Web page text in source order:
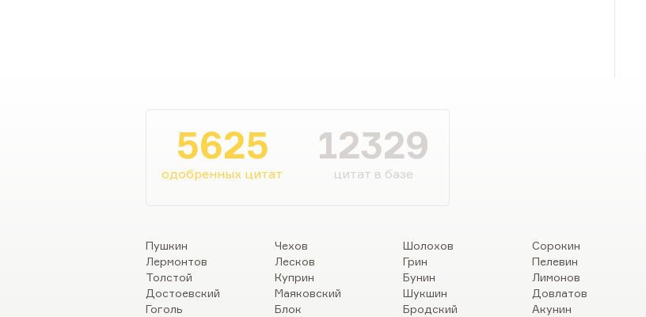
5625
одобренных цитат
12329
цитат в базе
Пушкин
Лермонтов
Толстой
Достоевский
Гоголь
Чехов
Лесков
Куприн
Маяковский
Блок
Шолохов
Грин
Бунин
Шукшин
Бродский
Сорокин
Пелевин
Лимонов
Довлатов
Акунин